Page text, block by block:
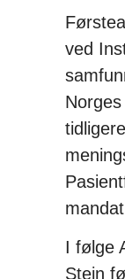
ved
I følge
Stein